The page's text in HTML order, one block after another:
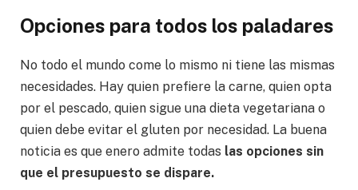
Opciones para todos los paladares
No todo el mundo come lo mismo ni tiene las mismas
necesidades. Hay quien prefiere la carne, quien opta
por el pescado, quien sigue una dieta vegetariana o
quien debe evitar el gluten por necesidad. La buena
noticia es que enero admite todas las opciones sin
que el presupuesto se dispare.